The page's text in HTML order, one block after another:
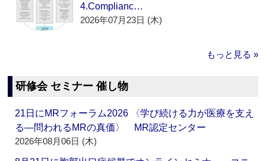
4.Complianc…
2026年07月23日 (木)
もっと見る »
研修会 セミナー 催し物
21日にMRフォーラム2026 〈学び続ける力が医療を支え
る―問われるMRの真価〉 MR認定センター
2026年08月06日 (木)